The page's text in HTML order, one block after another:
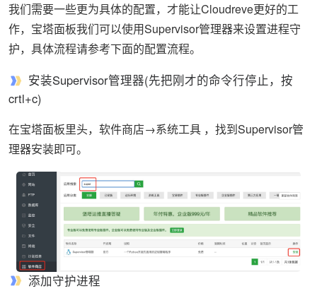
我们需要一些更为具体的配置，才能让Cloudreve更好的工
作，宝塔面板我们可以使用Supervisor管理器来设置进程守
护，具体流程请参考下面的配置流程。
安装Supervisor管理器(先把刚才的命令行停止，按
crtl+c)
在宝塔面板里头，软件商店→系统工具 ，找到Supervisor管
理器安装即可。
添加守护进程